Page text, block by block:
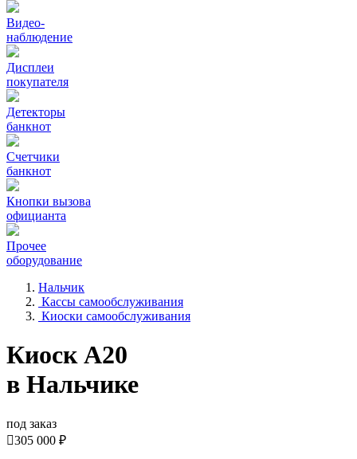
Видео‑
наблюдение
Дисплеи
покупателя
Детекторы
банкнот
Счетчики
банкнот
Кнопки вызова
официанта
Прочее
оборудование
Нальчик
Кассы самообслуживания
Киоски самообслуживания
Киоск А20
в Нальчике
под заказ
305 000 ₽